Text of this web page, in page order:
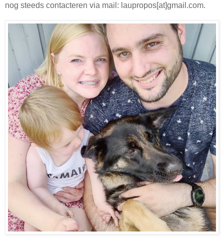
nog steeds contacteren via mail: laupropos[at]gmail.com.